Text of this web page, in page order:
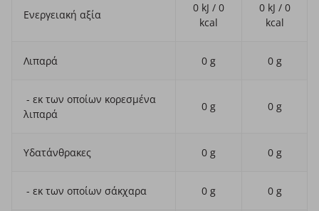
Ενεργειακή αξία
0 kJ / 0
kcal
0 kJ / 0
kcal
Λιπαρά 0 g 0 g
- εκ των οποίων κορεσμένα
λιπαρά
0 g 0 g
Υδατάνθρακες 0 g 0 g
- εκ των οποίων σάκχαρα 0 g 0 g